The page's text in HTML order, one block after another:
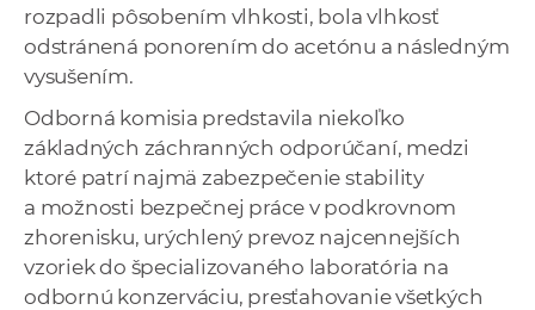
rozpadli pôsobením vlhkosti, bola vlhkosť
odstránená ponorením do acetónu a následným
vysušením.
Odborná komisia predstavila niekoľko
základných záchranných odporúčaní, medzi
ktoré patrí najmä zabezpečenie stability
a možnosti bezpečnej práce v podkrovnom
zhorenisku, urýchlený prevoz najcennejších
vzoriek do špecializovaného laboratória na
odbornú konzerváciu, presťahovanie všetkých